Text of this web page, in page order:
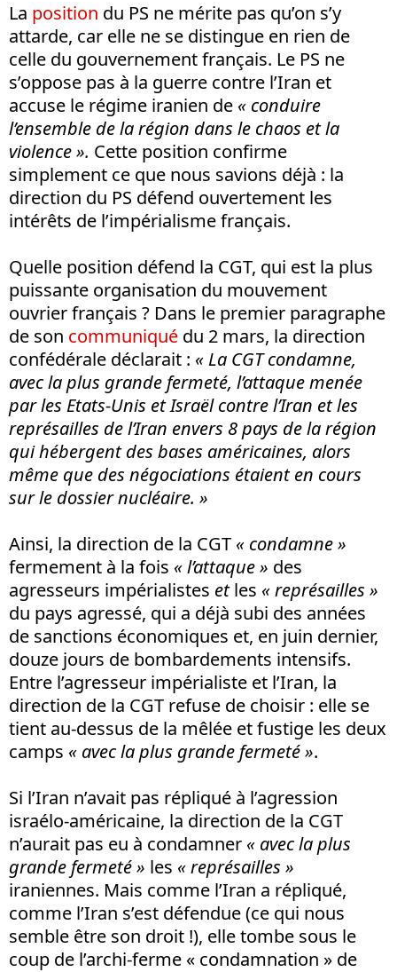
La position du PS ne mérite pas qu’on s’y
attarde, car elle ne se distingue en rien de
celle du gouvernement français. Le PS ne
s’oppose pas à la guerre contre l’Iran et
accuse le régime iranien de « conduire
l’ensemble de la région dans le chaos et la
violence ». Cette position confirme
simplement ce que nous savions déjà : la
direction du PS défend ouvertement les
intérêts de l’impérialisme français.
Quelle position défend la CGT, qui est la plus
puissante organisation du mouvement
ouvrier français ? Dans le premier paragraphe
de son communiqué du 2 mars, la direction
confédérale déclarait : « La CGT condamne,
avec la plus grande fermeté, l’attaque menée
par les Etats-Unis et Israël contre l’Iran et les
représailles de l’Iran envers 8 pays de la région
qui hébergent des bases américaines, alors
même que des négociations étaient en cours
sur le dossier nucléaire. »
Ainsi, la direction de la CGT « condamne »
fermement à la fois « l’attaque » des
agresseurs impérialistes etles « représailles »
du pays agressé, qui a déjà subi des années
de sanctions économiques et, en juin dernier,
douze jours de bombardements intensifs.
Entre l’agresseur impérialiste et l’Iran, la
direction de la CGT refuse de choisir : elle se
tient au-dessus de la mêlée et fustige les deux
camps « avec la plus grande fermeté ».
Si l’Iran n’avait pas répliqué à l’agression
israélo-américaine, la direction de la CGT
n’aurait pas eu à condamner « avec la plus
grande fermeté » les « représailles »
iraniennes. Mais comme l’Iran a répliqué,
comme l’Iran s’est défendue (ce qui nous
semble être son droit !), elle tombe sous le
coup de l’archi-ferme « condamnation » de